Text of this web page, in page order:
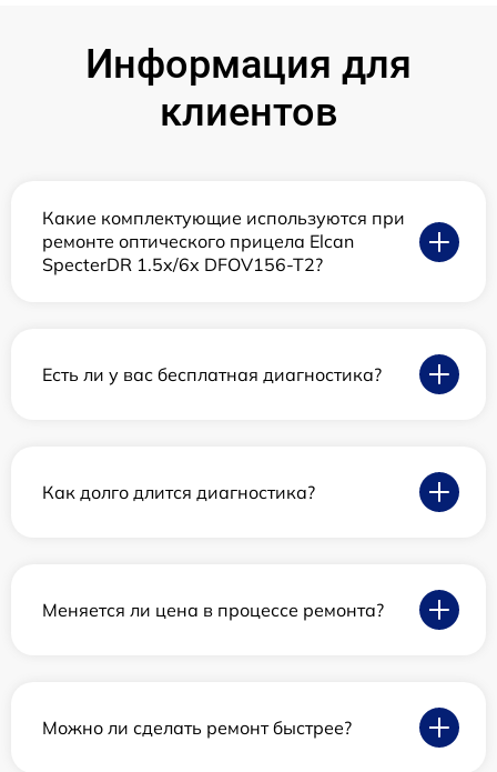
Информация для
клиентов
Какие комплектующие используются при
ремонте оптического прицела Elcan
SpecterDR 1.5x/6x DFOV156-T2?
Есть ли у вас бесплатная диагностика?
Как долго длится диагностика?
Меняется ли цена в процессе ремонта?
Можно ли сделать ремонт быстрее?